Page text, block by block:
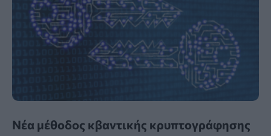
Νέα μέθοδος κβαντικής κρυπτογράφησης